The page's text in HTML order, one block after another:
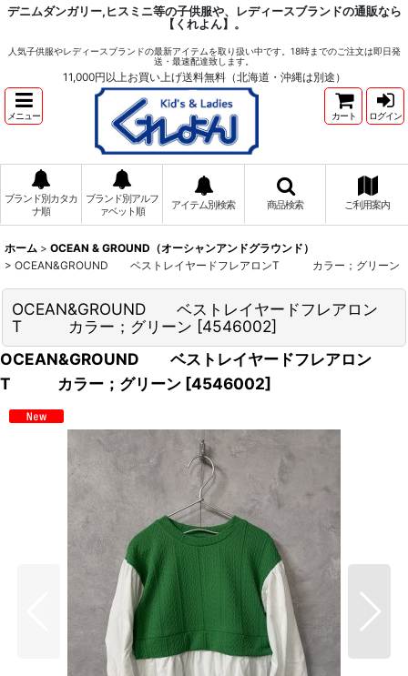
デニムダンガリー,ヒスミニ等の子供服や、レディースブランドの通販なら
【くれよん】。
人気子供服やレディースブランドの最新アイテムを取り扱い中です。18時までのご注文は即日発
送・最速配達致します。
11,000円以上お買い上げ送料無料（北海道・沖縄は別途）
メニュー カート ログイン
ブランド別カタカ
ナ順
ブランド別アルフ
ァベット順
アイテム別検索 商品検索 ご利用案内
ホーム > OCEAN & GROUND（オーシャンアンドグラウンド）
> OCEAN&GROUND ベストレイヤードフレアロンT カラー；グリーン
OCEAN&GROUND ベストレイヤードフレアロン
T カラー；グリーン [4546002]
OCEAN&GROUND ベストレイヤードフレアロン
T カラー；グリーン [4546002]